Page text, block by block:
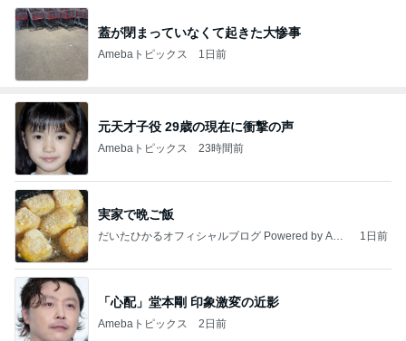
蓋が閉まっていなくて起きた大惨事
Amebaトピックス 1日前
元天才子役 29歳の現在に衝撃の声
Amebaトピックス 23時間前
実家で晩ご飯
だいたひかるオフィシャルブログ Powered by Ame
1日前
「心配」堂本剛 印象激変の近影
Amebaトピックス 2日前